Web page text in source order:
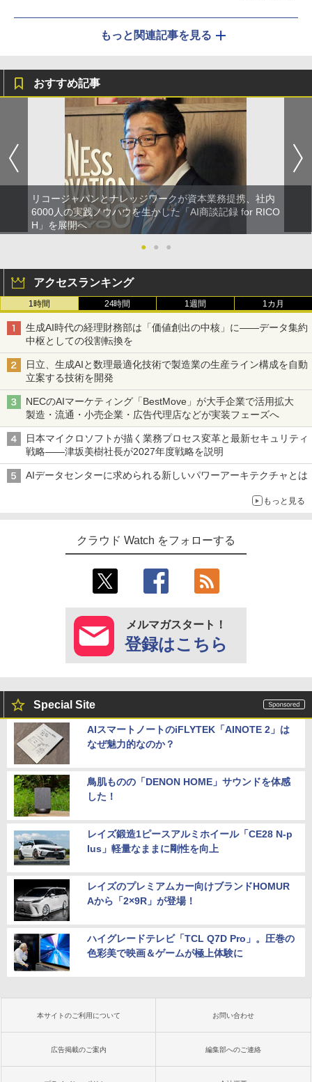
もっと関連記事を見る
おすすめ記事
リコージャパンとナレッジワークが資本業務提携、社内
6000人の実践ノウハウを生かした「AI商談記録 for RICO
H」を展開へ
●
● ●
アクセスランキング
1時間 24時間 1週間 1カ月
生成AI時代の経理財務部は「価値創出の中核」に――データ集約
中枢としての役割転換を
日立、生成AIと数理最適化技術で製造業の生産ライン構成を自動
立案する技術を開発
NECのAIマーケティング「BestMove」が大手企業で活用拡大
製造・流通・小売企業・広告代理店などが実装フェーズへ
日本マイクロソフトが描く業務プロセス変革と最新セキュリティ
戦略――津坂美樹社長が2027年度戦略を説明
AIデータセンターに求められる新しいパワーアーキテクチャとは
もっと見る
クラウド Watch をフォローする
メルマガスタート！
登録はこちら
Special Site
AIスマートノートのiFLYTEK「AINOTE 2」は
なぜ魅力的なのか？
鳥肌ものの「DENON HOME」サウンドを体感
した！
レイズ鍛造1ピースアルミホイール「CE28 N-p
lus」軽量なままに剛性を向上
レイズのプレミアムカー向けブランドHOMUR
Aから「2×9R」が登場！
ハイグレードテレビ「TCL Q7D Pro」。圧巻の
色彩美で映画＆ゲームが極上体験に
本サイトのご利用について お問い合わせ
広告掲載のご案内 編集部へのご連絡